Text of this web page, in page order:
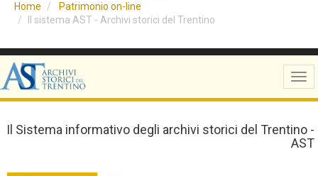
Home
Patrimonio on-line
Il sistema AST - Archivi storici del Trentino
Il Sistema informativo degli archivi storici del Trentino -
AST